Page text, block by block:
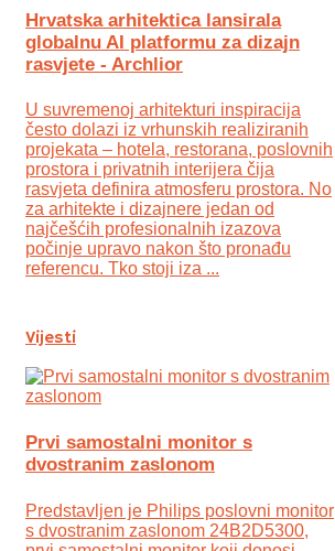
Hrvatska arhitektica lansirala
globalnu AI platformu za dizajn
rasvjete - Archlior
U suvremenoj arhitekturi inspiracija
često dolazi iz vrhunskih realiziranih
projekata – hotela, restorana, poslovnih
prostora i privatnih interijera čija
rasvjeta definira atmosferu prostora. No
za arhitekte i dizajnere jedan od
najčešćih profesionalnih izazova
počinje upravo nakon što pronađu
referencu. Tko stoji iza ...
Vijesti
Prvi samostalni monitor s
dvostranim zaslonom
Predstavljen je Philips poslovni monitor
s dvostranim zaslonom 24B2D5300,